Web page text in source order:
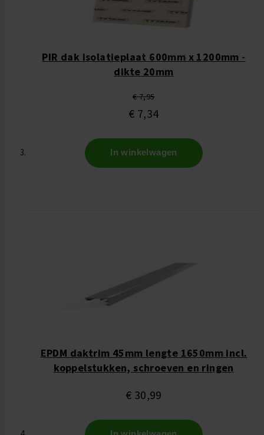
PIR dak isolatieplaat 600mm x 1200mm -
dikte 20mm
€ 7,95
€ 7,34
In winkelwagen
EPDM daktrim 45mm lengte 1650mm incl.
koppelstukken, schroeven en ringen
€ 30,99